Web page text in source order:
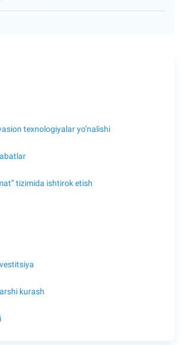
texnologiyalar yo’nalishi
tizimida ishtirok etish
kurash